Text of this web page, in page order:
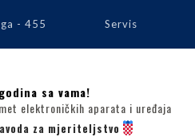
- 455 Servis
sa vama!
elektroničkih aparata i uređaja
za mjeriteljstvo